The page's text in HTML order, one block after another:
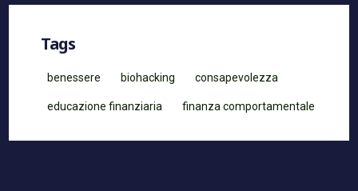
Tags
benessere biohacking consapevolezza
educazione finanziaria finanza comportamentale